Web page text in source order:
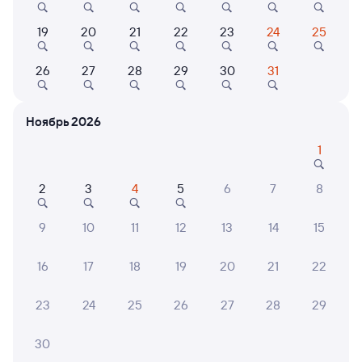
Выбор любимых мест на схемах вагонов
Подробные ответы на вопросы о поездке или
СМС-сопровождение до посадки в поезд
Оформление без регистрации на сайте
Частые вопросы
Что нужно, чтобы сесть в поезд?
Что делать, если ошибся при вводе данных
19 20 21 22 23 24 25
26 27 28 29 30 31
Ноябрь 2026
1
2 3 4 5 6 7 8
9 10 11 12 13 14 15
16 17 18 19 20 21 22
23 24 25 26 27 28 29
30